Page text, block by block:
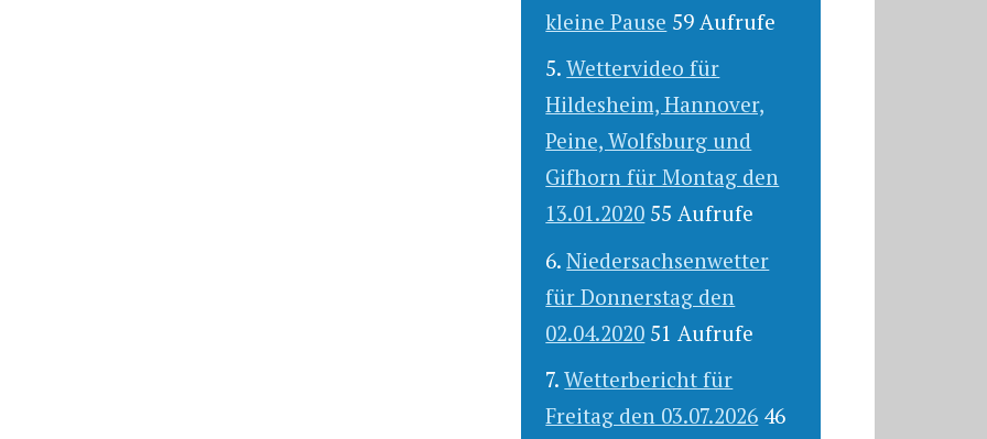
kleine Pause 59 Aufrufe
Wettervideo für
Hildesheim, Hannover,
Peine, Wolfsburg und
Gifhorn für Montag den
13.01.2020 55 Aufrufe
Niedersachsenwetter
für Donnerstag den
02.04.2020 51 Aufrufe
Wetterbericht für
Freitag den 03.07.2026 46